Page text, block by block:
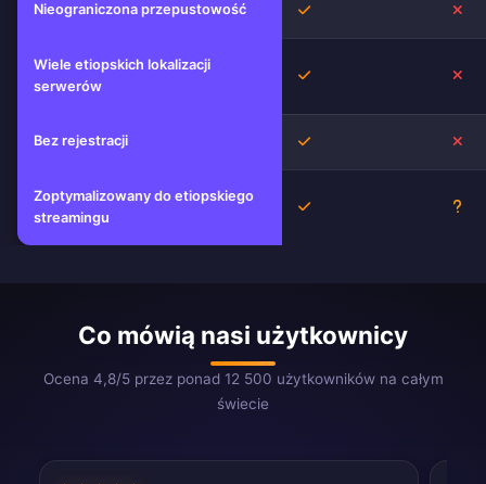
Nieograniczona przepustowość Tak
Wiele etiopskich lokalizacji
serwerów
Tak
Bez rejestracji Tak
Zoptymalizowany do etiopskiego
streamingu
Tak
Co mówią nasi użytkownicy
Ocena 4,8/5 przez ponad 12 500 użytkowników na całym
świecie